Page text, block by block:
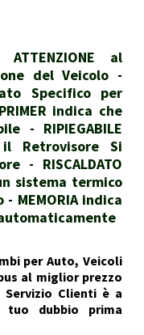
ATTENZIONE al
del Veicolo -
Specifico per
indica che
- RIPIEGABILE
Retrovisore Si
- RISCALDATO
sistema termico
MEMORIA indica
per Auto, Veicoli
al miglior prezzo
Clienti è a
tuo dubbio prima